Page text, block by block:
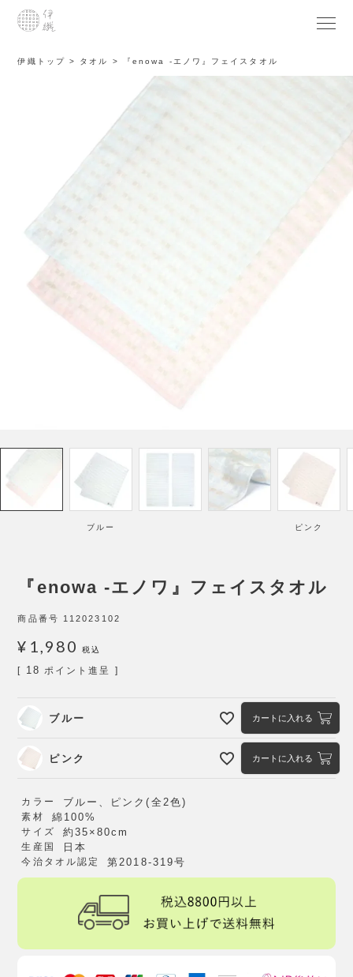
伊織トップ タオル 『enowa -エノワ』フェイスタオル
ブルー ピンク
『enowa -エノワ』フェイスタオル
商品番号 112023102
¥ 1,980 税込
[ 18 ポイント進呈 ]
ブルー カートに入れる
ピンク カートに入れる
カラー ブルー、ピンク(全2色)
素材 綿100%
サイズ 約35×80cm
生産国 日本
今治タオル認定 第2018-319号